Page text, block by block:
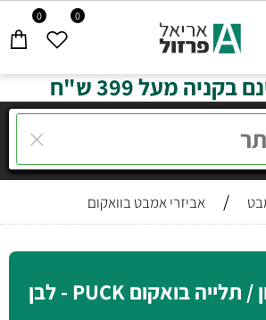
0 0
מעל 399 ש"ח
/ אביזרי אמבט בוואקום
באקט לאחסון / תלייה בואקום PUCK - לבן